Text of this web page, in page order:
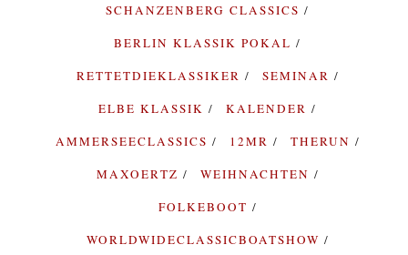
SCHANZENBERG CLASSICS
BERLIN KLASSIK POKAL
RETTETDIEKLASSIKER
SEMINAR
ELBE KLASSIK
KALENDER
AMMERSEECLASSICS
12MR
THERUN
MAXOERTZ
WEIHNACHTEN
FOLKEBOOT
WORLDWIDECLASSICBOATSHOW